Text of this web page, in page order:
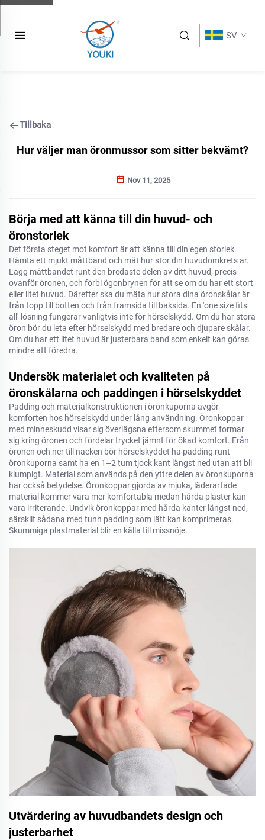
SV
Tillbaka
Hur väljer man öronmussor som sitter bekvämt?
Nov 11, 2025
Börja med att känna till din huvud- och
öronstorlek
Det första steget mot komfort är att känna till din egen storlek.
Hämta ett mjukt måttband och mät hur stor din huvudomkrets är.
Lägg måttbandet runt den bredaste delen av ditt huvud, precis
ovanför öronen, och förbi ögonbrynen för att se om du har ett stort
eller litet huvud. Därefter ska du mäta hur stora dina öronskålar är
från topp till botten och från framsida till baksida. En 'one size fits
all'-lösning fungerar vanligtvis inte för hörselskydd. Om du har stora
öron bör du leta efter hörselskydd med bredare och djupare skålar.
Om du har ett litet huvud är justerbara band som enkelt kan göras
mindre att föredra.
Undersök materialet och kvaliteten på
öronskålarna och paddingen i hörselskyddet
Padding och materialkonstruktionen i öronkuporna avgör
komforten hos hörselskydd under lång användning. Öronkoppar
med minneskudd visar sig överlägsna eftersom skummet formar
sig kring öronen och fördelar trycket jämnt för ökad komfort. Från
öronen och ner till nacken bör hörselskyddet ha padding runt
öronkuporna samt ha en 1–2 tum tjock kant längst ned utan att bli
klumpigt. Material som används på den yttre delen av öronkuporna
har också betydelse. Öronkoppar gjorda av mjuka, läderartade
material kommer vara mer komfortabla medan hårda plaster kan
vara irriterande. Undvik öronkoppar med hårda kanter längst ned,
särskilt sådana med tunn padding som lätt kan komprimeras.
Skummiga plastmaterial blir en källa till missnöje.
Utvärdering av huvudbandets design och
justerbarhet